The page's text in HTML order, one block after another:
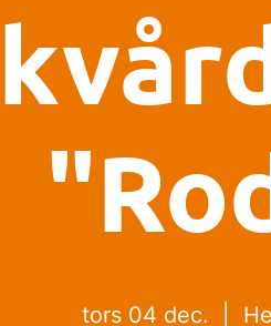
tors 04 dec.